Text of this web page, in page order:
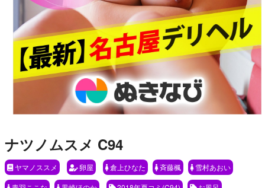
ナツノムスメ C94
ヤマノススメ 卵屋 倉上ひなた 斉藤楓
雪村あおい